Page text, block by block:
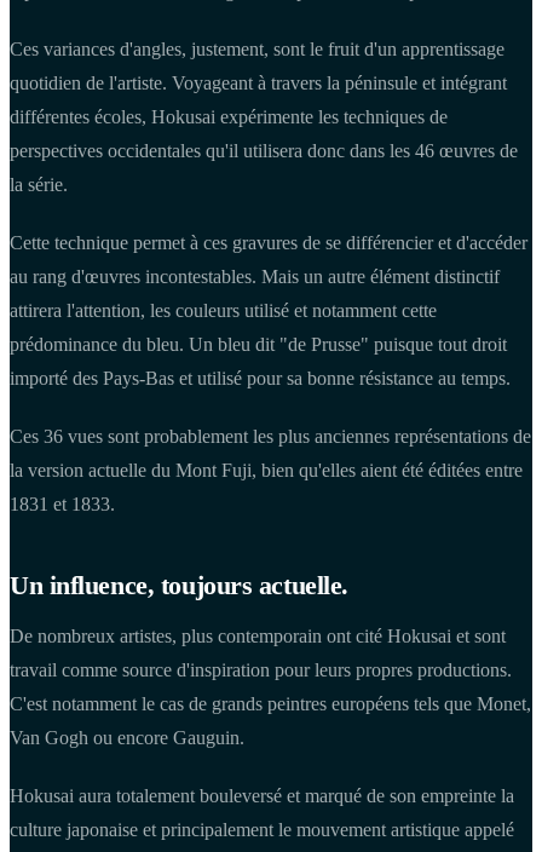
Ces variances d'angles, justement, sont le fruit d'un apprentissage
quotidien de l'artiste. Voyageant à travers la péninsule et intégrant
différentes écoles, Hokusai expérimente les techniques de
perspectives occidentales qu'il utilisera donc dans les 46 œuvres de
la série.
Cette technique permet à ces gravures de se différencier et d'accéder
au rang d'œuvres incontestables. Mais un autre élément distinctif
attirera l'attention, les couleurs utilisé et notamment cette
prédominance du bleu. Un bleu dit "de Prusse" puisque tout droit
importé des Pays-Bas et utilisé pour sa bonne résistance au temps.
Ces 36 vues sont probablement les plus anciennes représentations de
la version actuelle du Mont Fuji, bien qu'elles aient été éditées entre
1831 et 1833.
Un influence, toujours actuelle.
De nombreux artistes, plus contemporain ont cité Hokusai et sont
travail comme source d'inspiration pour leurs propres productions.
C'est notamment le cas de grands peintres européens tels que Monet,
Van Gogh ou encore Gauguin.
Hokusai aura totalement bouleversé et marqué de son empreinte la
culture japonaise et principalement le mouvement artistique appelé